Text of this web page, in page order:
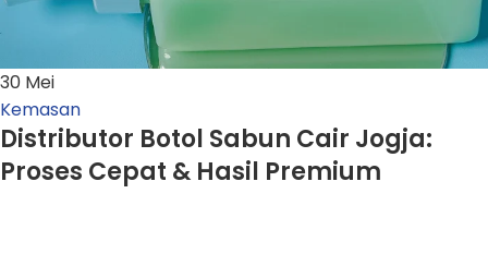
30 Mei
Kemasan
Distributor Botol Sabun Cair Jogja:
Proses Cepat & Hasil Premium